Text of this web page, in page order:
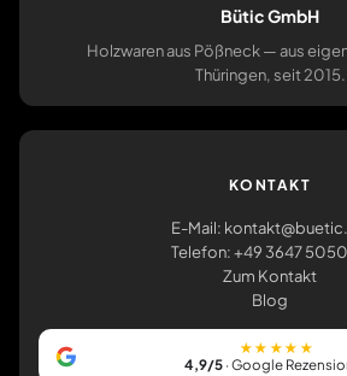
Bütic GmbH
Holzwaren aus Pößneck — aus
Thüringen, seit 2015.
KONTAKT
E-Mail:
Telefon: +49 3647
Zum Kontakt
Blog
★★★★★
4,9/5· Google